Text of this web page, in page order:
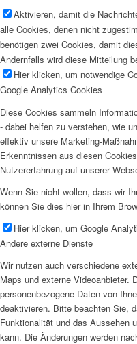
Aktivieren, damit die
alle Cookies, denen nicht
benötigen zwei Cookies, damit
Andernfalls wird diese Mitteilung
Hier klicken, um notwendige
Google Analytics Cookies
Diese Cookies sammeln
- dabei helfen zu verstehen, wie
effektiv unsere Marketing-
Erkenntnissen aus diesen
Nutzererfahrung auf unserer
Wenn Sie nicht wollen, dass wir
können Sie dies hier in Ihrem
Hier klicken, um Google
Andere externe Dienste
Wir nutzen auch verschiedene
Maps und externe Videoanbieter.
personenbezogene Daten von
deaktivieren. Bitte beachten Sie,
Funktionalität und das Aussehen
kann. Die Änderungen werden